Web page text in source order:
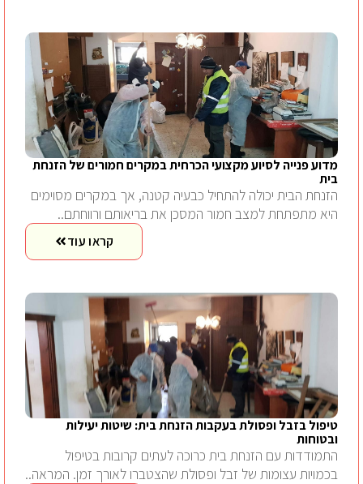
מדוע פנייה לסיוע מקצועי הכרחית במקרים חמורים של הזנחת
בית
הזנחת הבית יכולה להתחיל כבעיה קטנה, אך במקרים מסוימים
היא מתפתחת למצב חמור המסכן את בריאותם ורווחתם..
קראו עוד
טיפול בזבל ופסולת בעקבות הזנחת בית: שיטות יעילות
ובטוחות
התמודדות עם הזנחת בית כרוכה לעתים קרובות בטיפול
בכמויות עצומות של זבל ופסולת שהצטברו לאורך זמן. המראה..